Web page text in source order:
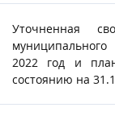
Уточненная
2022 год и
состоянию на